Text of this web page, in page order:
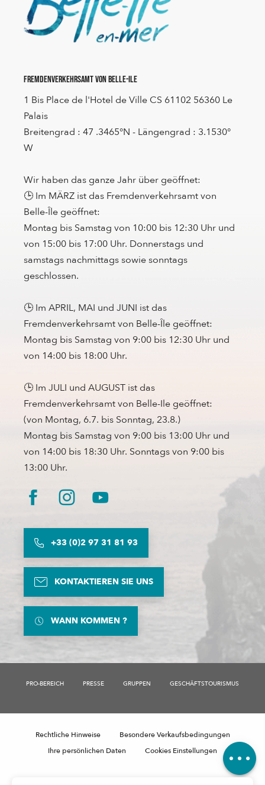
Service
Kommentare
Fremdenverkehrsamt von Belle-Ile
1 Bis Place de l'Hotel de Ville CS 61102 56360 Le
Palais
Breitengrad : 47 .3465°N - Längengrad : 3.1530°
W
Wir haben das ganze Jahr über geöffnet:
🕒 Im MÄRZ ist das Fremdenverkehrsamt von
Belle-Île geöffnet:
Montag bis Samstag von 10:00 bis 12:30 Uhr und
von 15:00 bis 17:00 Uhr. Donnerstags und
samstags nachmittags sowie sonntags
geschlossen.
🕒 Im APRIL, MAI und JUNI ist das
Fremdenverkehrsamt von Belle-Île geöffnet:
Montag bis Samstag von 9:00 bis 12:30 Uhr und
von 14:00 bis 18:00 Uhr.
🕒 Im JULI und AUGUST ist das
Fremdenverkehrsamt von Belle-Ile geöffnet:
(von Montag, 6.7. bis Sonntag, 23.8.)
Montag bis Samstag von 9:00 bis 13:00 Uhr und
von 14:00 bis 18:30 Uhr. Sonntags von 9:00 bis
13:00 Uhr.
+33 (0)2 97 31 81 93
KONTAKTIEREN SIE UNS
WANN KOMMEN ?
PRO-BEREICH PRESSE GRUPPEN GESCHÄFTSTOURISMUS
Rechtliche Hinweise
Besondere Verkaufsbedingungen
Ihre persönlichen Daten
Cookies Einstellungen